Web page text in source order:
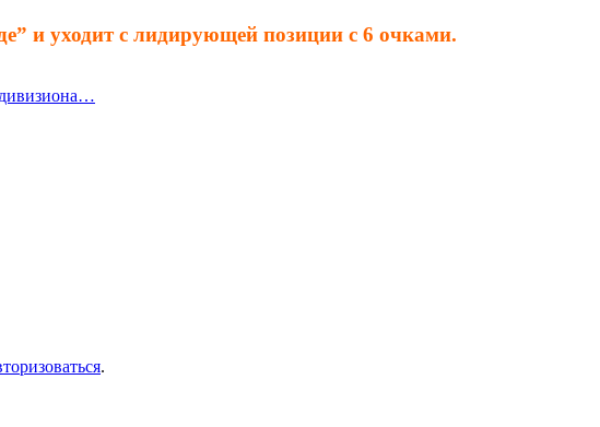
и уходит с лидирующей позиции с 6 очками.
.